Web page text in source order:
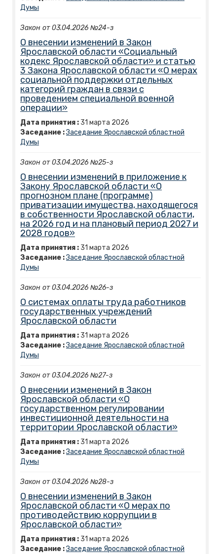
Думы
Закон от 03.04.2026 №24-з
О внесении изменений в Закон
Ярославской области «Социальный
кодекс Ярославской области» и статью
3 Закона Ярославской области «О мерах
социальной поддержки отдельных
категорий граждан в связи с
проведением специальной военной
операции»
Дата принятия : 31 марта 2026
Заседание :Заседание Ярославской областной
Думы
Закон от 03.04.2026 №25-з
О внесении изменений в приложение к
Закону Ярославской области «О
прогнозном плане (программе)
приватизации имущества, находящегося
в собственности Ярославской области,
на 2026 год и на плановый период 2027 и
2028 годов»
Дата принятия : 31 марта 2026
Заседание :Заседание Ярославской областной
Думы
Закон от 03.04.2026 №26-з
О системах оплаты труда работников
государственных учреждений
Ярославской области
Дата принятия : 31 марта 2026
Заседание :Заседание Ярославской областной
Думы
Закон от 03.04.2026 №27-з
О внесении изменений в Закон
Ярославской области «О
государственном регулировании
инвестиционной деятельности на
территории Ярославской области»
Дата принятия : 31 марта 2026
Заседание :Заседание Ярославской областной
Думы
Закон от 03.04.2026 №28-з
О внесении изменений в Закон
Ярославской области «О мерах по
противодействию коррупции в
Ярославской области»
Дата принятия : 31 марта 2026
Заседание :Заседание Ярославской областной